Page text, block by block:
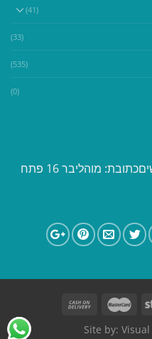
(41)
(33)
(535)
(0)
​​MenZone כשמציאות ודמיון נפגשים​ כתובת: מוהליבר 16 פתח
Site by: Visual